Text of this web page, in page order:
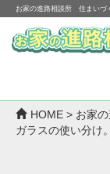
お家の進路相談所 住まいづ
HOME > お家
ガラスの使い分け。